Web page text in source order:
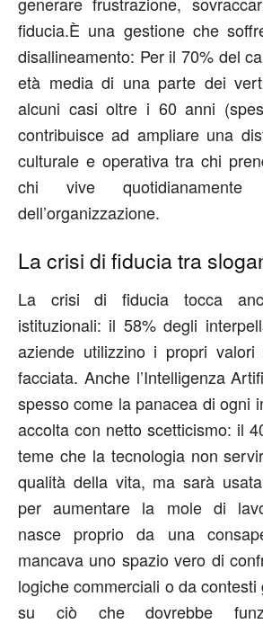
fiducia.È una gestione che
disallineamento: Per il 70% del
età media di una parte dei
alcuni casi oltre i 60 anni
contribuisce ad ampliare una
culturale e operativa tra chi
chi vive
dell’organizzazione.
La crisi di fiducia tra
La crisi di fiducia tocca
istituzionali: il 58% degli
aziende utilizzino i propri
facciata. Anche l’Intelligenza
spesso come la panacea di ogni
accolta con netto scetticismo: il
teme che la tecnologia non
qualità della vita, ma sarà
per aumentare la mole di
nasce proprio da una
mancava uno spazio vero di
logiche commerciali o da
su ciò che dovrebbe